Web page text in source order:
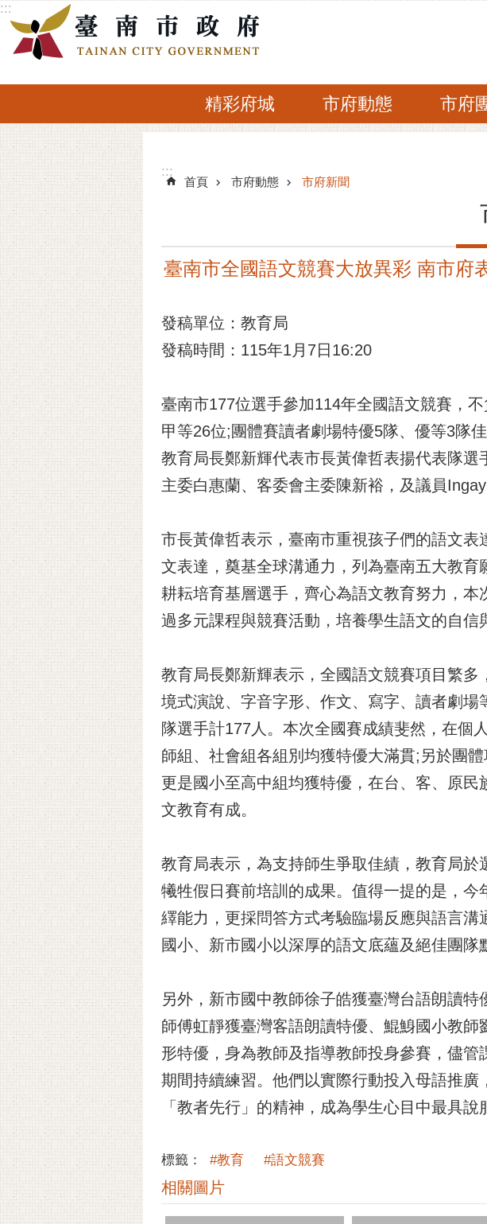
跳到主要內容區塊
:::
精彩府城 市府動態 市府
:::
:::
首頁 市府動態 市府新聞
臺南市全國語文競賽大放異彩 南市府
發稿單位：教育局
發稿時間：115年1月7日16:20
臺南市177位選手參加114年全國語文競賽，
甲等26位;團體賽讀者劇場特優5隊、優等3隊
教育局長鄭新輝代表市長黃偉哲表揚代表隊
主委白惠蘭、客委會主委陳新裕，及議員
市長黃偉哲表示，臺南市重視孩子們的語文
文表達，奠基全球溝通力，列為臺南五大教
耕耘培育基層選手，齊心為語文教育努力，
過多元課程與競賽活動，培養學生語文的自信
教育局長鄭新輝表示，全國語文競賽項目繁
境式演說、字音字形、作文、寫字、讀者劇
隊選手計177人。本次全國賽成績斐然，在個
師組、社會組各組別均獲特優大滿貫;另於團
更是國小至高中組均獲特優，在台、客、原
文教育有成。
教育局表示，為支持師生爭取佳績，教育局
犧牲假日賽前培訓的成果。值得一提的是，
繹能力，更採問答方式考驗臨場反應與語言
國小、新市國小以深厚的語文底蘊及絕佳團隊
另外，新市國中教師徐子皓獲臺灣台語朗讀
師傅虹靜獲臺灣客語朗讀特優、鯤鯓國小教
形特優，身為教師及指導教師投身參賽，儘
期間持續練習。他們以實際行動投入母語推
「教者先行」的精神，成為學生心目中最具
標籤： #教育 #語文競賽
相關圖片